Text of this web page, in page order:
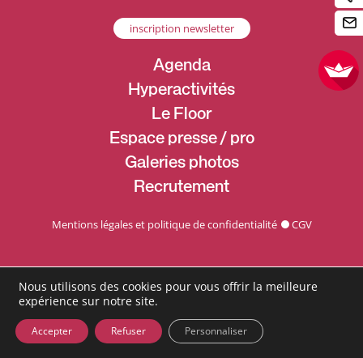
inscription newsletter
Agenda
Hyperactivités
Le Floor
Espace presse / pro
Galeries photos
Recrutement
Mentions légales et politique de confidentialité CGV
Nous utilisons des cookies pour vous offrir la meilleure
expérience sur notre site.
Accepter Refuser Personnaliser